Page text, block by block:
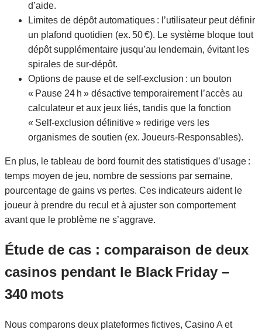
d’aide.
Limites de dépôt automatiques : l’utilisateur peut définir
un plafond quotidien (ex. 50 €). Le système bloque tout
dépôt supplémentaire jusqu’au lendemain, évitant les
spirales de sur‑dépôt.
Options de pause et de self‑exclusion : un bouton
« Pause 24 h » désactive temporairement l’accès au
calculateur et aux jeux liés, tandis que la fonction
« Self‑exclusion définitive » redirige vers les
organismes de soutien (ex. Joueurs‑Responsables).
En plus, le tableau de bord fournit des statistiques d’usage :
temps moyen de jeu, nombre de sessions par semaine,
pourcentage de gains vs pertes. Ces indicateurs aident le
joueur à prendre du recul et à ajuster son comportement
avant que le problème ne s’aggrave.
Étude de cas : comparaison de deux
casinos pendant le Black Friday –
340 mots
Nous comparons deux plateformes fictives, Casino A et